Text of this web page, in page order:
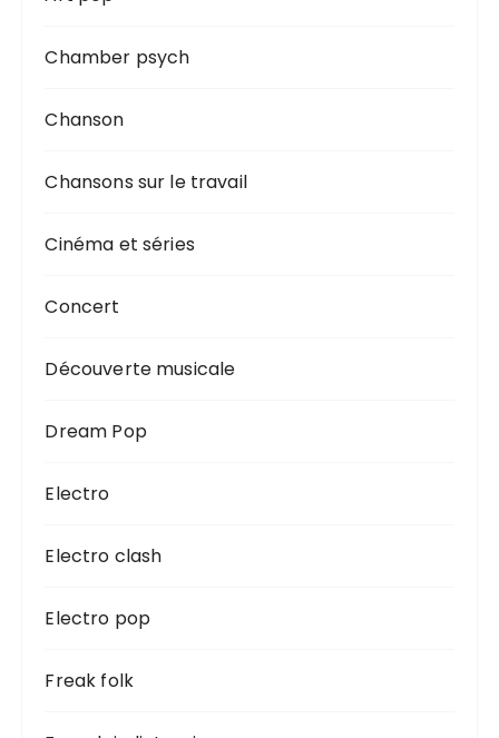
Chamber psych
Chanson
Chansons sur le travail
Cinéma et séries
Concert
Découverte musicale
Dream Pop
Electro
Electro clash
Electro pop
Freak folk